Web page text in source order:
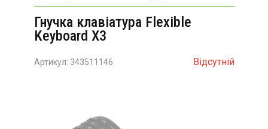
Гнучка клавіатура Flexible
Keyboard X3
Артикул: 343511146 Відсутній